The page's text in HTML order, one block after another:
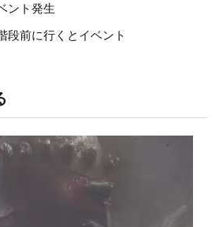
ント発生
段前に行くとイベント